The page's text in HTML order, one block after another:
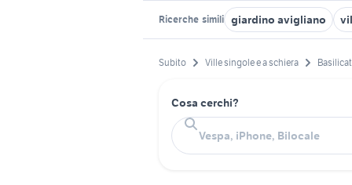
Ricerche simili giardino avigliano
Subito Ville singole e a schiera
Cosa cerchi?